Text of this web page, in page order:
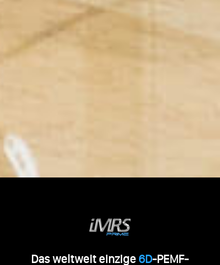
Das weltweit einzige 6D-PEMF-